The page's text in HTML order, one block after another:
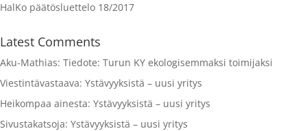
HalKo päätösluettelo 18/2017
Latest Comments
Aku-Mathias: Tiedote: Turun KY ekologisemmaksi toimijaksi
Viestintävastaava: Ystävyyksistä – uusi yritys
Heikompaa ainesta: Ystävyyksistä – uusi yritys
Sivustakatsoja: Ystävyyksistä – uusi yritys